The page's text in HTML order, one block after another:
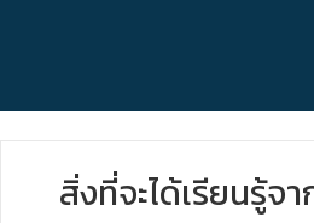
สิ่งที่จะได้เรียนรู้จ